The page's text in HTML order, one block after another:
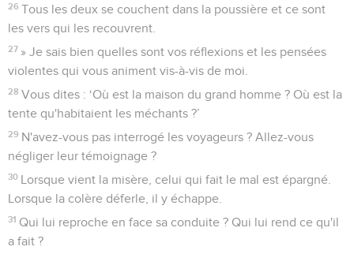
26 Tous les deux se couchent dans la poussière et ce sont
les vers qui les recouvrent.
27 » Je sais bien quelles sont vos réflexions et les pensées
violentes qui vous animent vis-à-vis de moi.
28 Vous dites : ‘Où est la maison du grand homme ? Où est la
tente qu'habitaient les méchants ?’
29 N'avez-vous pas interrogé les voyageurs ? Allez-vous
négliger leur témoignage ?
30 Lorsque vient la misère, celui qui fait le mal est épargné.
Lorsque la colère déferle, il y échappe.
31 Qui lui reproche en face sa conduite ? Qui lui rend ce qu'il
a fait ?